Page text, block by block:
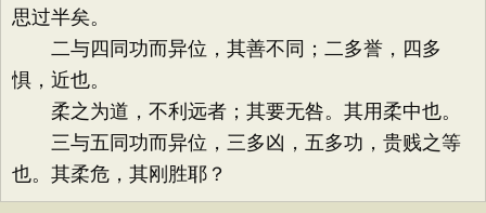
思过半矣。
二与四同功而异位，其善不同；二多誉，四多
惧，近也。
柔之为道，不利远者；其要无咎。其用柔中也。
三与五同功而异位，三多凶，五多功，贵贱之等
也。其柔危，其刚胜耶？